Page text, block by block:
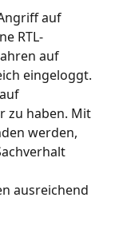
auf
RTL-
auf
eingeloggt.
zu haben. Mit
werden,
ausreichend